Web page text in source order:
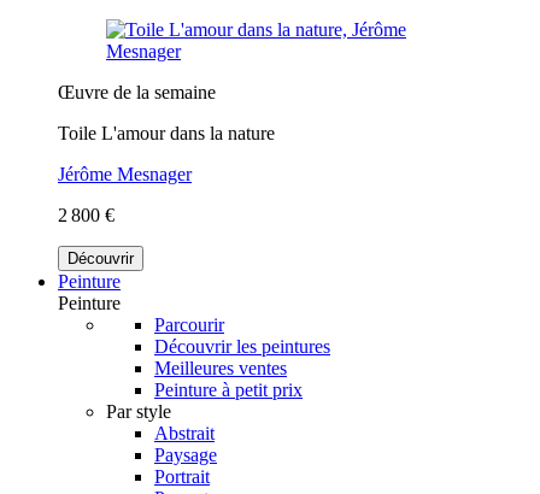
Œuvre de la semaine
Toile L'amour dans la nature
Jérôme Mesnager
2 800 €
Découvrir
Peinture
Peinture
Parcourir
Découvrir les peintures
Meilleures ventes
Peinture à petit prix
Par style
Abstrait
Paysage
Portrait